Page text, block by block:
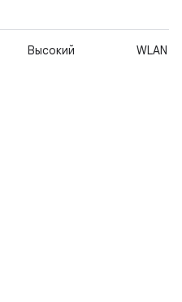
Высокий WLAN